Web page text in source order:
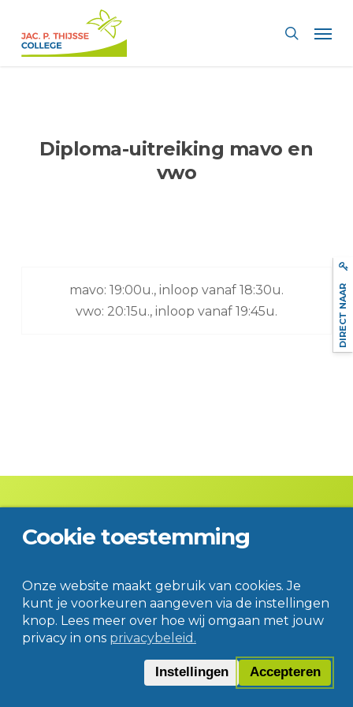
main
search
Diploma-uitreiking mavo en
vwo
mavo: 19:00u., inloop vanaf 18:30u.
vwo: 20:15u., inloop vanaf 19:45u.
© Jac. P. Thijsse College
DIRECT NAAR
Cookie toestemming
Onze website maakt gebruik van cookies. Je
kunt je voorkeuren aangeven via de instellingen
knop. Lees meer over hoe wij omgaan met jouw
privacy in ons privacybeleid.
Instellingen Accepteren